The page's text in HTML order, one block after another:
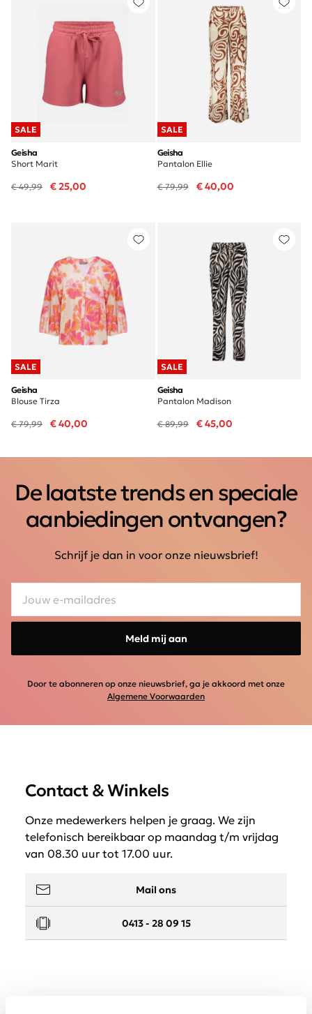
SALE
Geisha
Short Marit
€ 49,99 € 25,00
SALE
Geisha
Pantalon Ellie
€ 79,99 € 40,00
SALE
Geisha
Blouse Tirza
€ 79,99 € 40,00
SALE
Geisha
Pantalon Madison
€ 89,99 € 45,00
De laatste trends en speciale
aanbiedingen ontvangen?
Schrijf je dan in voor onze nieuwsbrief!
Meld mij aan
Door te abonneren op onze nieuwsbrief, ga je akkoord met onze
Algemene Voorwaarden
Contact & Winkels
Onze medewerkers helpen je graag. We zijn
telefonisch bereikbaar op maandag t/m vrijdag
van 08.30 uur tot 17.00 uur.
Mail ons
0413 - 28 09 15